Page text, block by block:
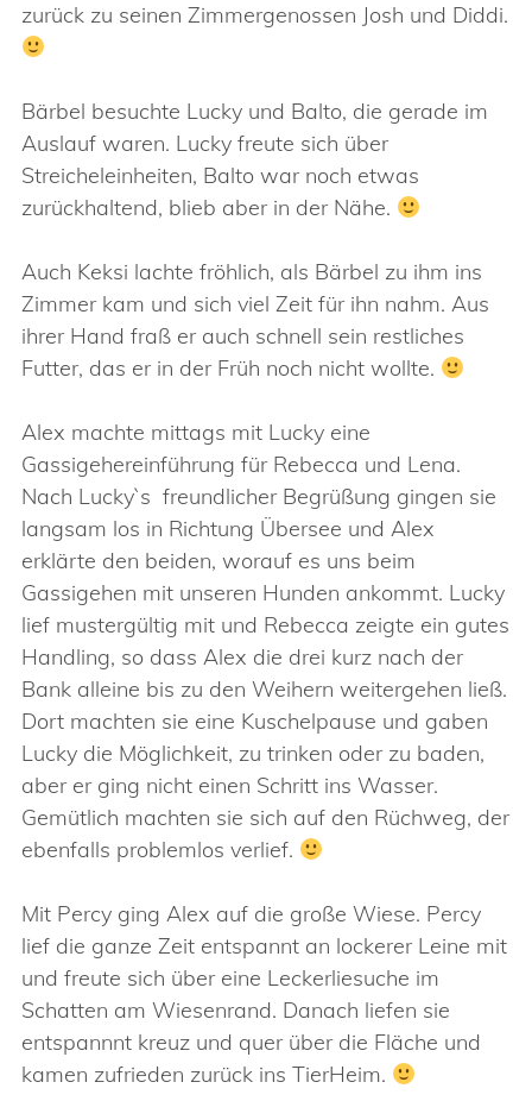
zurück zu seinen Zimmergenossen Josh und Diddi.
Bärbel besuchte Lucky und Balto, die gerade im
Auslauf waren. Lucky freute sich über
Streicheleinheiten, Balto war noch etwas
zurückhaltend, blieb aber in der Nähe.
Auch Keksi lachte fröhlich, als Bärbel zu ihm ins
Zimmer kam und sich viel Zeit für ihn nahm. Aus
ihrer Hand fraß er auch schnell sein restliches
Futter, das er in der Früh noch nicht wollte.
Alex machte mittags mit Lucky eine
Gassigehereinführung für Rebecca und Lena.
Nach Lucky`s freundlicher Begrüßung gingen sie
langsam los in Richtung Übersee und Alex
erklärte den beiden, worauf es uns beim
Gassigehen mit unseren Hunden ankommt. Lucky
lief mustergültig mit und Rebecca zeigte ein gutes
Handling, so dass Alex die drei kurz nach der
Bank alleine bis zu den Weihern weitergehen ließ.
Dort machten sie eine Kuschelpause und gaben
Lucky die Möglichkeit, zu trinken oder zu baden,
aber er ging nicht einen Schritt ins Wasser.
Gemütlich machten sie sich auf den Rüchweg, der
ebenfalls problemlos verlief.
Mit Percy ging Alex auf die große Wiese. Percy
lief die ganze Zeit entspannt an lockerer Leine mit
und freute sich über eine Leckerliesuche im
Schatten am Wiesenrand. Danach liefen sie
entspannnt kreuz und quer über die Fläche und
kamen zufrieden zurück ins TierHeim.